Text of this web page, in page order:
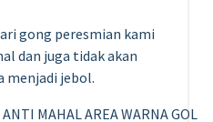
gong peresmian kami
dan juga tidak akan
menjadi jebol.